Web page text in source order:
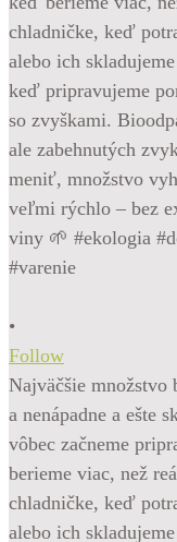
•
Follow
Najväčšie množstvo
a nenápadne a ešte
vôbec začneme
berieme viac, než
chladničke, keď
alebo ich